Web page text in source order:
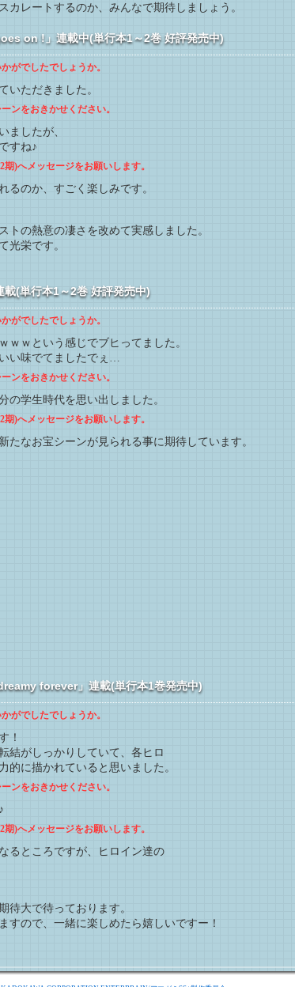
レートするのか、みんなで期待しましょう。
on !」連載中(単行本1～2巻 好評発売中)
がでしたでしょうか。
いただきました。
ンをおきかせください。
ましたが、
すね♪
)へメッセージをお願いします。
るのか、すごく楽しみです。
トの熱意の凄さを改めて実感しました。
光栄です。
載(単行本1～2巻 好評発売中)
がでしたでしょうか。
ｗｗという感じでブヒってました。
い味でてましたでぇ…
ンをおきかせください。
の学生時代を思い出しました。
)へメッセージをお願いします。
たなお宝シーンが見られる事に期待しています。
forever」連載(単行本1巻発売中)
がでしたでしょうか。
！
結がしっかりしていて、各ヒロ
的に描かれていると思いました。
ンをおきかせください。
)へメッセージをお願いします。
るところですが、ヒロイン達の
待大で待っております。
すので、一緒に楽しめたら嬉しいですー！